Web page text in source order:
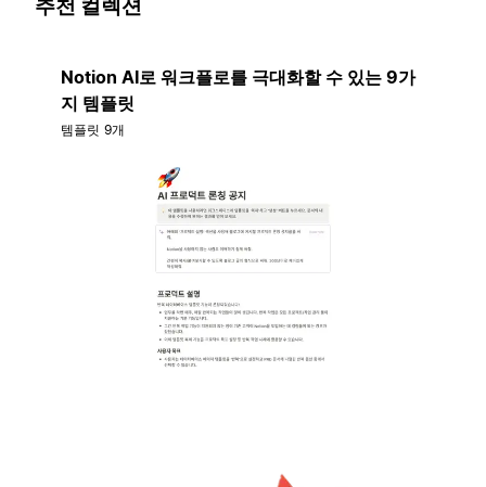
추천 컬렉션
Notion AI로 워크플로를 극대화할 수 있는 9가
지 템플릿
템플릿 9개